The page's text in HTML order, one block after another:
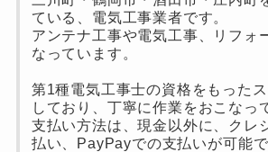
ている、電気工事業者です。
アンテナ工事や電気工事、リフォ
なっています。
第1種電気工事士の資格をもった
しており、丁寧に作業をおこなっ
支払い方法は、現金以外に、クレ
払い、PayPayでの支払いが可能で